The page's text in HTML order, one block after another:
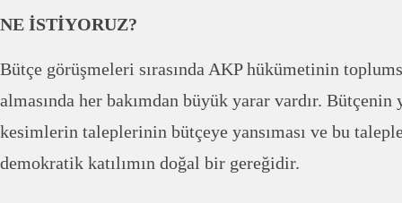
NE İSTİYORUZ?
Bütçe görüşmeleri sırasında AKP hükümetinin
almasında her bakımdan büyük yarar vardır.
kesimlerin taleplerinin bütçeye yansıması ve bu
demokratik katılımın doğal bir gereğidir.